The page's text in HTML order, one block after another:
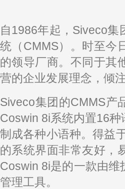
自1986年起，Siveco集
统（CMMS）。时至今
的领导厂商。不同于其
营的企业发展理念，倾
Siveco集团的CMMS产
Coswin 8i系统内置16
制成各种小语种。得益
的系统界面非常友好，
Coswin 8i是的一款由
管理工具。